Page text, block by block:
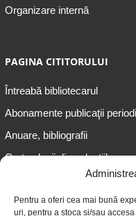
Pentru a oferi cea mai bună
uri, pentru a stoca și/sau
Organizare internă
PAGINA CITITORULUI
Întreabă bibliotecarul
Abonamente publicaţii
Anuare, bibliografii
Cartea lunii din colecțiile